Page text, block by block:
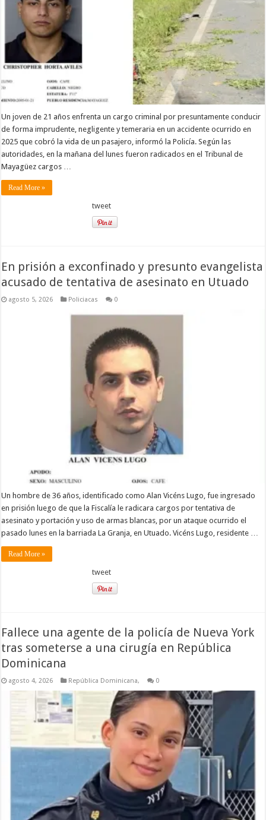
Un joven de 21 años enfrenta un cargo criminal por presuntamente conducir
de forma imprudente, negligente y temeraria en un accidente ocurrido en
2025 que cobró la vida de un pasajero, informó la Policía. Según las
autoridades, en la mañana del lunes fueron radicados en el Tribunal de
Mayagüez cargos …
Read More »
tweet
En prisión a exconfinado y presunto evangelista
acusado de tentativa de asesinato en Utuado
agosto 5, 2026 Policiacas 0
Un hombre de 36 años, identificado como Alan Vicéns Lugo, fue ingresado
en prisión luego de que la Fiscalía le radicara cargos por tentativa de
asesinato y portación y uso de armas blancas, por un ataque ocurrido el
pasado lunes en la barriada La Granja, en Utuado. Vicéns Lugo, residente …
Read More »
tweet
Fallece una agente de la policía de Nueva York
tras someterse a una cirugía en República
Dominicana
agosto 4, 2026 República Dominicana, 0